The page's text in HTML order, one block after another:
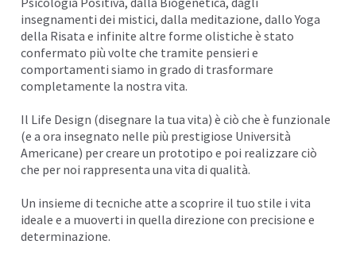
insegnamenti dei mistici, dalla meditazione, dallo Yoga
della Risata e infinite altre forme olistiche è stato
confermato più volte che tramite pensieri e
comportamenti siamo in grado di trasformare
completamente la nostra vita.
Il Life Design (disegnare la tua vita) è ciò che è funzionale
(e a ora insegnato nelle più prestigiose Università
Americane) per creare un prototipo e poi realizzare ciò
che per noi rappresenta una vita di qualità.
Un insieme di tecniche atte a scoprire il tuo stile i vita
ideale e a muoverti in quella direzione con precisione e
determinazione.